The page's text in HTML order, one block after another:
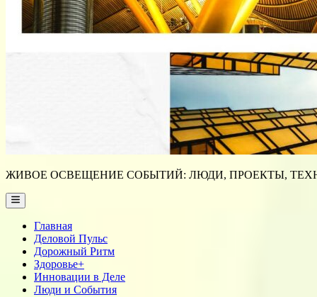
ЖИВОЕ ОСВЕЩЕНИЕ СОБЫТИЙ: ЛЮДИ, ПРОЕКТЫ,
Main
Menu
Главная
Деловой Пульс
Дорожный Ритм
Здоровье+
Инновации в Деле
Люди и События